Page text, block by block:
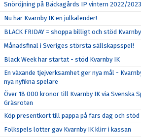
Snöröjning på Bäckagårds IP vintern 2022/2023
Nu har Kvarnby IK en julkalender!
BLACK FRIDAY = shoppa billigt och stöd
Månadsfinal i Sveriges största sällskapsspel!
Black Week har startat - stöd Kvarnby IK
En växande tjejverksamhet ger nya mål -
nya nyfikna spelare
Över 18 000 kronor till Kvarnby IK via Svenska
Gräsroten
Köp presentkort till pappa på fars dag och stöd
Folkspels lotter gav Kvarnby IK klirr i kassan